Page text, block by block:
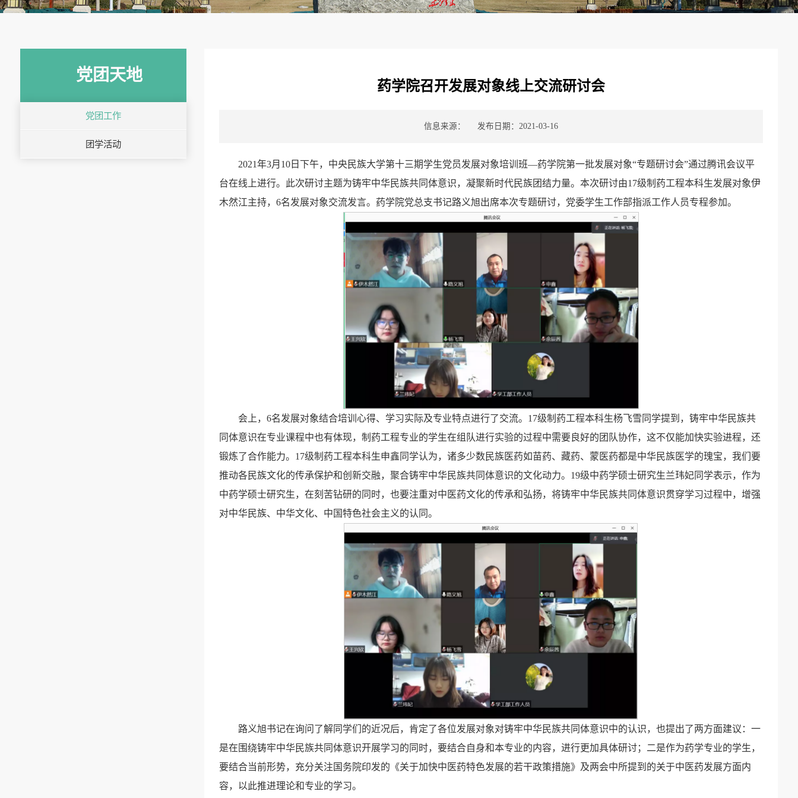
党团天地
党团工作
团学活动
药学院召开发展对象线上交流研讨会
信息来源： 发布日期：2021-03-16
2021年3月10日下午，中央民族大学第十三期学生党员发展对象培训班—药学院第一批发展对象“专题研讨会”通过腾讯会议平
台在线上进行。此次研讨主题为铸牢中华民族共同体意识，凝聚新时代民族团结力量。本次研讨由17级制药工程本科生发展对象伊
木然江主持，6名发展对象交流发言。药学院党总支书记路义旭出席本次专题研讨，党委学生工作部指派工作人员专程参加。
会上，6名发展对象结合培训心得、学习实际及专业特点进行了交流。17级制药工程本科生杨飞雪同学提到，铸牢中华民族共
同体意识在专业课程中也有体现，制药工程专业的学生在组队进行实验的过程中需要良好的团队协作，这不仅能加快实验进程，还
锻炼了合作能力。17级制药工程本科生申鑫同学认为，诸多少数民族医药如苗药、藏药、蒙医药都是中华民族医学的瑰宝，我们要
推动各民族文化的传承保护和创新交融，聚合铸牢中华民族共同体意识的文化动力。19级中药学硕士研究生兰玮妃同学表示，作为
中药学硕士研究生，在刻苦钻研的同时，也要注重对中医药文化的传承和弘扬，将铸牢中华民族共同体意识贯穿学习过程中，增强
对中华民族、中华文化、中国特色社会主义的认同。
路义旭书记在询问了解同学们的近况后，肯定了各位发展对象对铸牢中华民族共同体意识中的认识，也提出了两方面建议：一
是在围绕铸牢中华民族共同体意识开展学习的同时，要结合自身和本专业的内容，进行更加具体研讨；二是作为药学专业的学生，
要结合当前形势，充分关注国务院印发的《关于加快中医药特色发展的若干政策措施》及两会中所提到的关于中医药发展方面内
容，以此推进理论和专业的学习。